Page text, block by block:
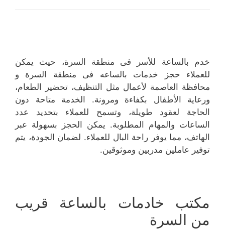
خدم بالساعة للأسر فى منطقة السرة، حيث يمكن
للعملاء حجز خدمات بالساعه فى منطقة السرة و
محافظة العاصمة لأعمال مثل التنظيف، تحضير الطعام،
ورعاية الأطفال بكفاءة ومرونة. الخدمة متاحة دون
الحاجة لعقود طويلة، وتسمح للعملاء بتحديد عدد
الساعات والمهام المطلوبة. يمكن الحجز بسهولة عبر
الهاتف، مما يوفر راحة البال للعملاء. لضمان الجودة، يتم
توفير عاملين مدربين وموثوقين.
مكتب خادمات بالساعة قريب
من السرة